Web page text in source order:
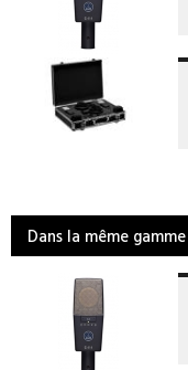
Dans la même gamme